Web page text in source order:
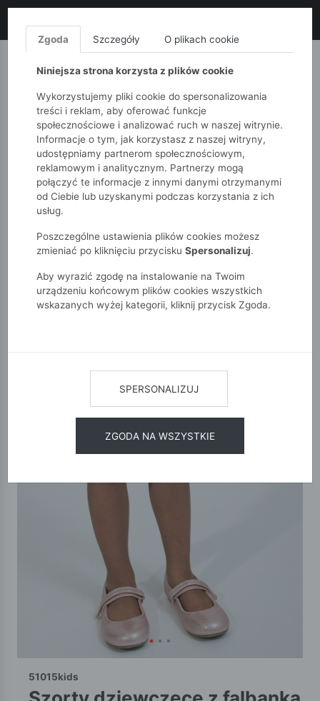
MONNARI QUIOSQUE
51015kids
Dziewczynki 2-7 lat
Szorty dziewczęce z falbanką
51015kids
Zgoda Szczegóły O plikach cookie
Niniejsza strona korzysta z plików cookie
Wykorzystujemy pliki cookie do spersonalizowania
treści i reklam, aby oferować funkcje
społecznościowe i analizować ruch w naszej witrynie.
Informacje o tym, jak korzystasz z naszej witryny,
udostępniamy partnerom społecznościowym,
reklamowym i analitycznym. Partnerzy mogą
połączyć te informacje z innymi danymi otrzymanymi
od Ciebie lub uzyskanymi podczas korzystania z ich
usług.
Poszczególne ustawienia plików cookies możesz
zmieniać po kliknięciu przycisku Spersonalizuj.
Aby wyrazić zgodę na instalowanie na Twoim
urządzeniu końcowym plików cookies wszystkich
wskazanych wyżej kategorii, kliknij przycisk Zgoda.
SPERSONALIZUJ
ZGODA NA WSZYSTKIE